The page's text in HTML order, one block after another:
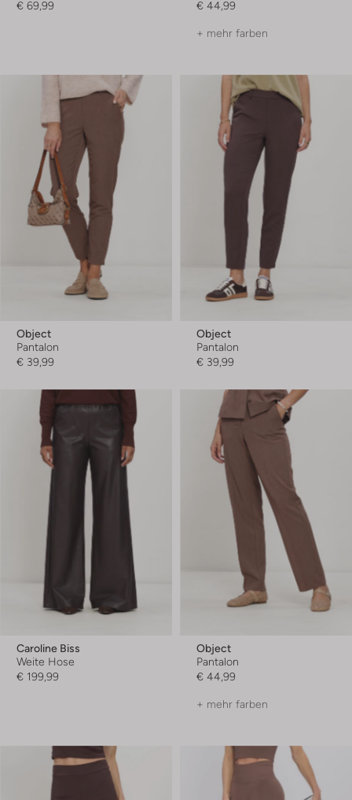
€ 69,99 € 44,99
+ mehr farben
Object
Pantalon
€ 39,99
Object
Pantalon
€ 39,99
Caroline Biss
Weite Hose
€ 199,99
Object
Pantalon
€ 44,99
+ mehr farben